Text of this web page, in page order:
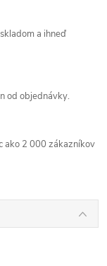
a ihneď
od objednávky.
ako 2 000 zákazníkov